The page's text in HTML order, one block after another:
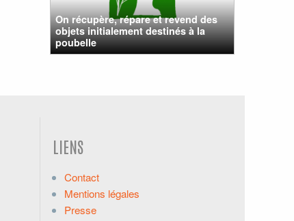
On récupère, répare et revend des
objets initialement destinés à la
poubelle
LIENS
Contact
Mentions légales
Presse